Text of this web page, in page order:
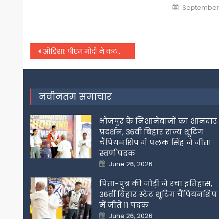
Posted
on
Post
navigation
ओडिशा: पीएम मोदी ने कटक में जनता से कर दी यह डिमांड, कहा- सरकार बनते ही होंगे ये काम
नवीनतम समाचार
भोजपुर के निशानेबाजों का शानदार
प्रदर्शन, 36वीं बिहार राज्य शूटिंग
चैंपियनशिप में पलक सिंह ने जीता
स्वर्ण पदक
Posted
on
June 26, 2026
पिता-पुत्र की जोड़ी ने रचा इतिहास,
36वीं बिहार स्टेट शूटिंग चैंपियनशिप
में जीते 11 पदक
Posted
June 26, 2026